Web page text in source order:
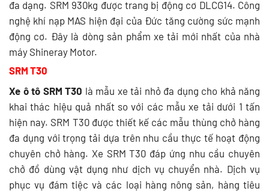
đa dạng. SRM 930kg được trang bị động cơ DLCG14. Công
nghệ khí nạp MAS hiện đại của Đức tăng cường sức mạnh
động cơ. Đây là dòng sản phẩm xe tải mới nhất của nhà
máy Shineray Motor.
SRM T30
Xe ô tô SRM T30 là mẫu xe tải nhỏ đa dụng cho khả năng
khai thác hiệu quả nhất so với các mẫu xe tải dưới 1 tấn
hiện nay. SRM T30 được thiết kế các mẫu thùng chở hàng
đa dụng với trọng tải dựa trên nhu cầu thực tế hoạt động
chuyên chở hàng. Xe SRM T30 đáp ứng nhu cầu chuyên
chở đồ dùng vật dụng như dịch vụ chuyển nhà. Dịch vụ
phục vụ đám tiệc và các loại hàng nông sản, hàng tiêu